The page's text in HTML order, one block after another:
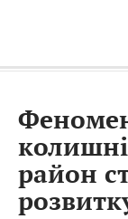
район